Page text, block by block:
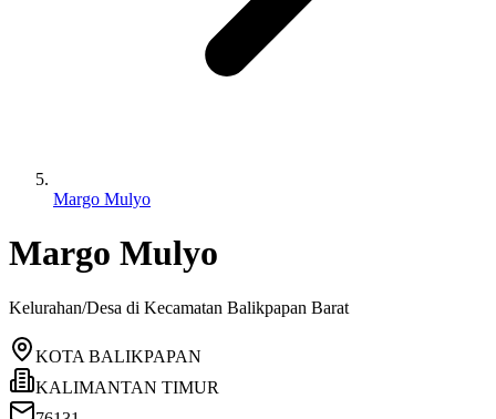
Margo Mulyo
Margo Mulyo
Kelurahan/Desa di Kecamatan Balikpapan Barat
KOTA BALIKPAPAN
KALIMANTAN TIMUR